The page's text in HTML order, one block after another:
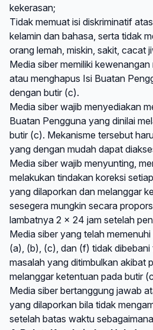
kekerasan;
Tidak memuat isi diskriminatif
kelamin dan bahasa, serta tidak
orang lemah, miskin, sakit, cacat
Media siber memiliki
atau menghapus Isi Buatan
dengan butir (c).
Media siber wajib menyediakan
Buatan Pengguna yang dinilai
butir (c). Mekanisme tersebut
yang dengan mudah dapat
Media siber wajib menyunting,
melakukan tindakan koreksi
yang dilaporkan dan melanggar
sesegera mungkin secara
lambatnya 2 x 24 jam setelah
Media siber yang telah
(a), (b), (c), dan (f) tidak
masalah yang ditimbulkan akibat
melanggar ketentuan pada butir
Media siber bertanggung jawab
yang dilaporkan bila tidak
setelah batas waktu